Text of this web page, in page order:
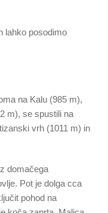
lahko posodimo
na Kalu (985 m),
m), se spustili na
vrh (1011 m) in
domačega
Pot je dolga cca
pohod na